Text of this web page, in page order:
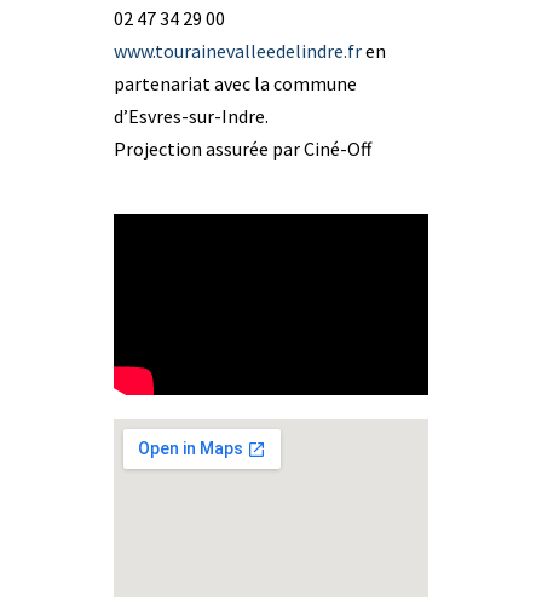
02 47 34 29 00
www.tourainevalleedelindre.fren
partenariat avec la commune
d’Esvres-sur-Indre.
Projection assurée par Ciné-Off